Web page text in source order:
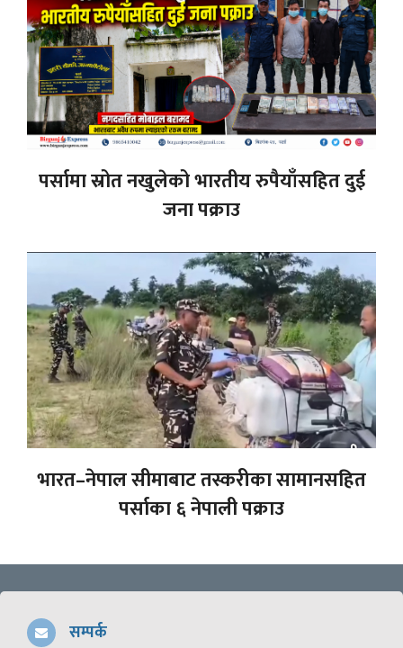
पर्सामा स्रोत नखुलेको भारतीय रुपैयाँसहित दुई
जना पक्राउ
भारत–नेपाल सीमाबाट तस्करीका सामानसहित
पर्साका ६ नेपाली पक्राउ
सम्पर्क